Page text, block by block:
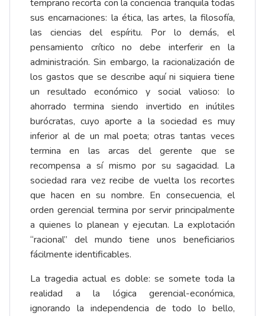
temprano recorta con la conciencia tranquila todas
sus encarnaciones: la ética, las artes, la filosofía,
las ciencias del espíritu. Por lo demás, el
pensamiento crítico no debe interferir en la
administración. Sin embargo, la racionalización de
los gastos que se describe aquí ni siquiera tiene
un resultado económico y social valioso: lo
ahorrado termina siendo invertido en inútiles
burócratas, cuyo aporte a la sociedad es muy
inferior al de un mal poeta; otras tantas veces
termina en las arcas del gerente que se
recompensa a sí mismo por su sagacidad. La
sociedad rara vez recibe de vuelta los recortes
que hacen en su nombre. En consecuencia, el
orden gerencial termina por servir principalmente
a quienes lo planean y ejecutan. La explotación
“racional” del mundo tiene unos beneficiarios
fácilmente identificables.
La tragedia actual es doble: se somete toda la
realidad a la lógica gerencial-económica,
ignorando la independencia de todo lo bello,